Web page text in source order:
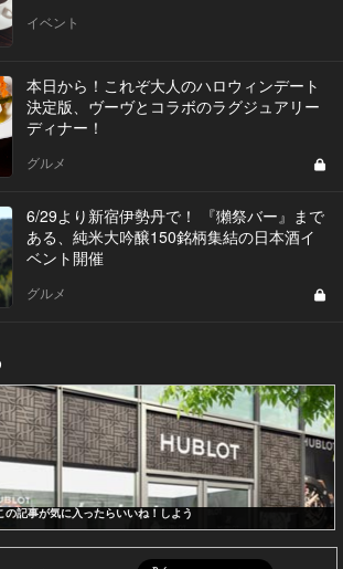
イベント
本日から！これぞ大人のハロウィンデート
決定版、ヴーヴとコラボのラグジュアリー
ディナー！
グルメ
6/29より新宿伊勢丹で！ 『獺祭バー』まで
ある、純米大吟醸150銘柄集結の日本酒イ
ベント開催
グルメ
の記事が気に入ったらいいね！しよう